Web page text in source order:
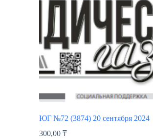
ЮГ №72 (3874) 20 сентября 2024
300,00 ₸